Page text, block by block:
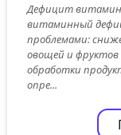
Дефицит
витаминный
проблемами:
овощей и фруктов
обработки
опре...